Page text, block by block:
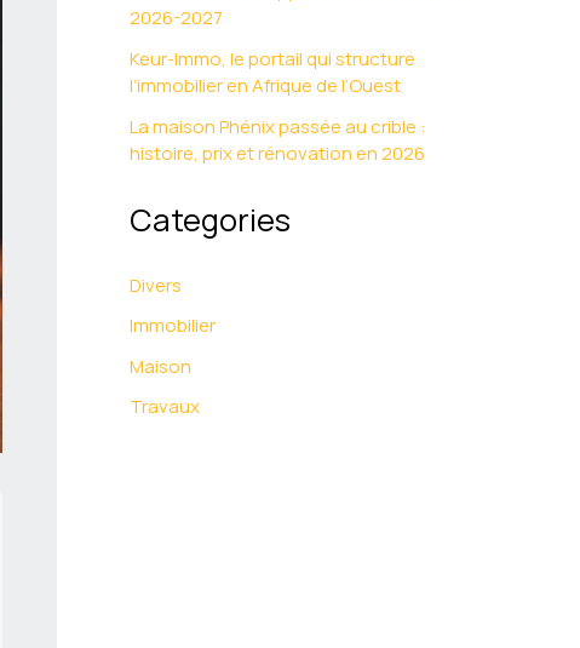
2026-2027
Keur-Immo, le portail qui structure
l’immobilier en Afrique de l’Ouest
La maison Phénix passée au crible :
histoire, prix et rénovation en 2026
Categories
Divers
Immobilier
Maison
Travaux